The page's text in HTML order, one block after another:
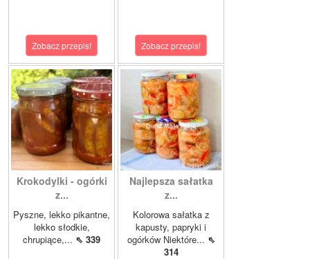
Zobacz przepis! Zobacz przepis!
Krokodylki - ogórki
z...
Pyszne, lekko pikantne,
lekko słodkie,
chrupiące,... ⇖ 339
Najlepsza sałatka
z...
Kolorowa sałatka z
kapusty, papryki i
ogórków Niektóre... ⇖
314